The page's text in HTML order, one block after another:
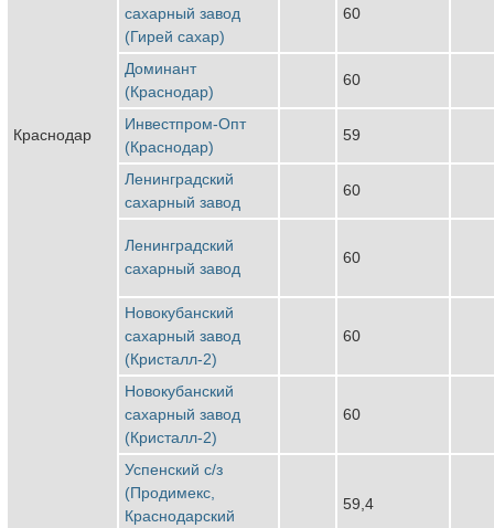
Краснодар
сахарный завод
(Гирей сахар)
60
Доминант
(Краснодар)
60
Инвестпром-Опт
(Краснодар)
59
Ленинградский
сахарный завод
60
Ленинградский
сахарный завод
60
Новокубанский
сахарный завод
(Кристалл-2)
60
Новокубанский
сахарный завод
(Кристалл-2)
60
Успенский с/з
(Продимекс,
Краснодарский
59,4